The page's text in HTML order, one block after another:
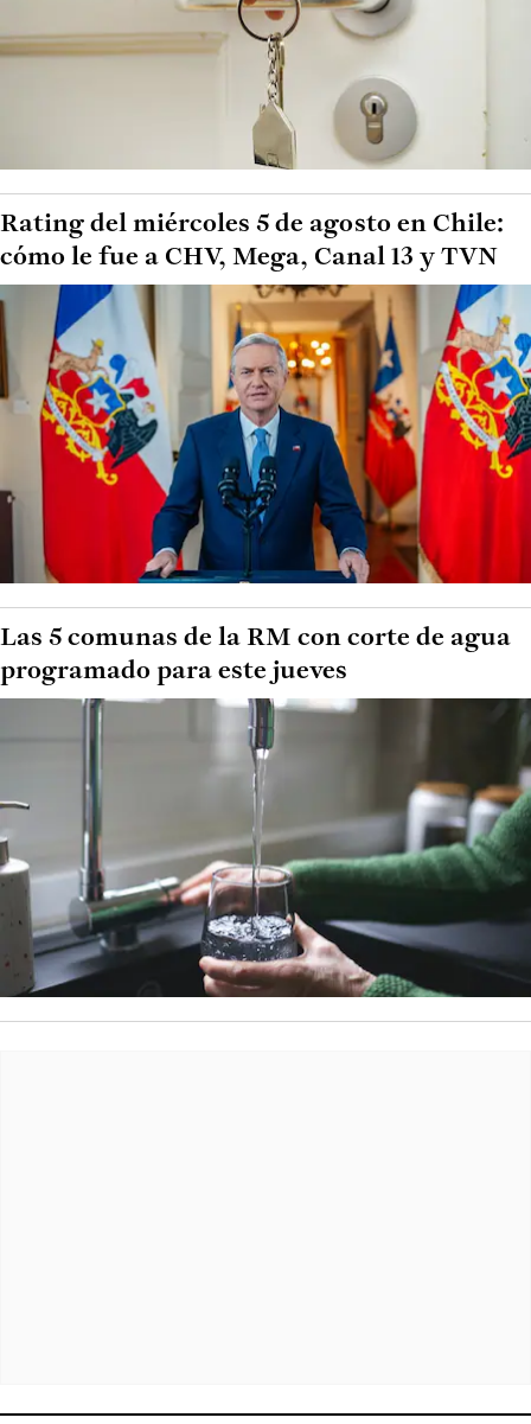
Rating del miércoles 5 de agosto en Chile:
cómo le fue a CHV, Mega, Canal 13 y TVN
Las 5 comunas de la RM con corte de agua
programado para este jueves